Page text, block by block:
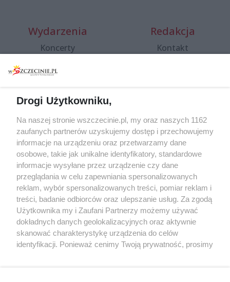
Wydarzenia
Koncerty
Spacery i oprowadzania
targi
Wernisaże
Więcej
Redakcja
Kontakt
Specjalny koncert z okazji
20. urodzin portalu
wSzczecinie.pl
Regulamin konkursów
śniadaniówka "Hej
Szczecin! Jest piątek!"
Partnerzy
Praca Szczecin
Drogi Użytkowniku,
Na naszej stronie wszczecinie.pl, my oraz naszych 1162
zaufanych partnerów uzyskujemy dostęp i przechowujemy
informacje na urządzeniu oraz przetwarzamy dane
osobowe, takie jak unikalne identyfikatory, standardowe
informacje wysyłane przez urządzenie czy dane
przeglądania w celu zapewniania spersonalizowanych
reklam, wybór spersonalizowanych treści, pomiar reklam i
treści, badanie odbiorców oraz ulepszanie usług. Za zgodą
Użytkownika my i Zaufani Partnerzy możemy używać
dokładnych danych geolokalizacyjnych oraz aktywnie
skanować charakterystykę urządzenia do celów
identyfikacji. Ponieważ cenimy Twoją prywatność, prosimy